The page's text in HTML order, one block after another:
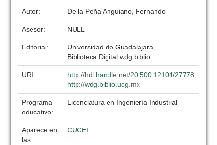
Autor: De la Peña Anguiano, Fernando
Asesor: NULL
Editorial:
Universidad de Guadalajara
Biblioteca Digital wdg.biblio
URI:
http://hdl.handle.net/20.500.12104/27778
http://wdg.biblio.udg.mx
Programa
educativo:
Licenciatura en Ingeniería Industrial
Aparece en
las
CUCEI